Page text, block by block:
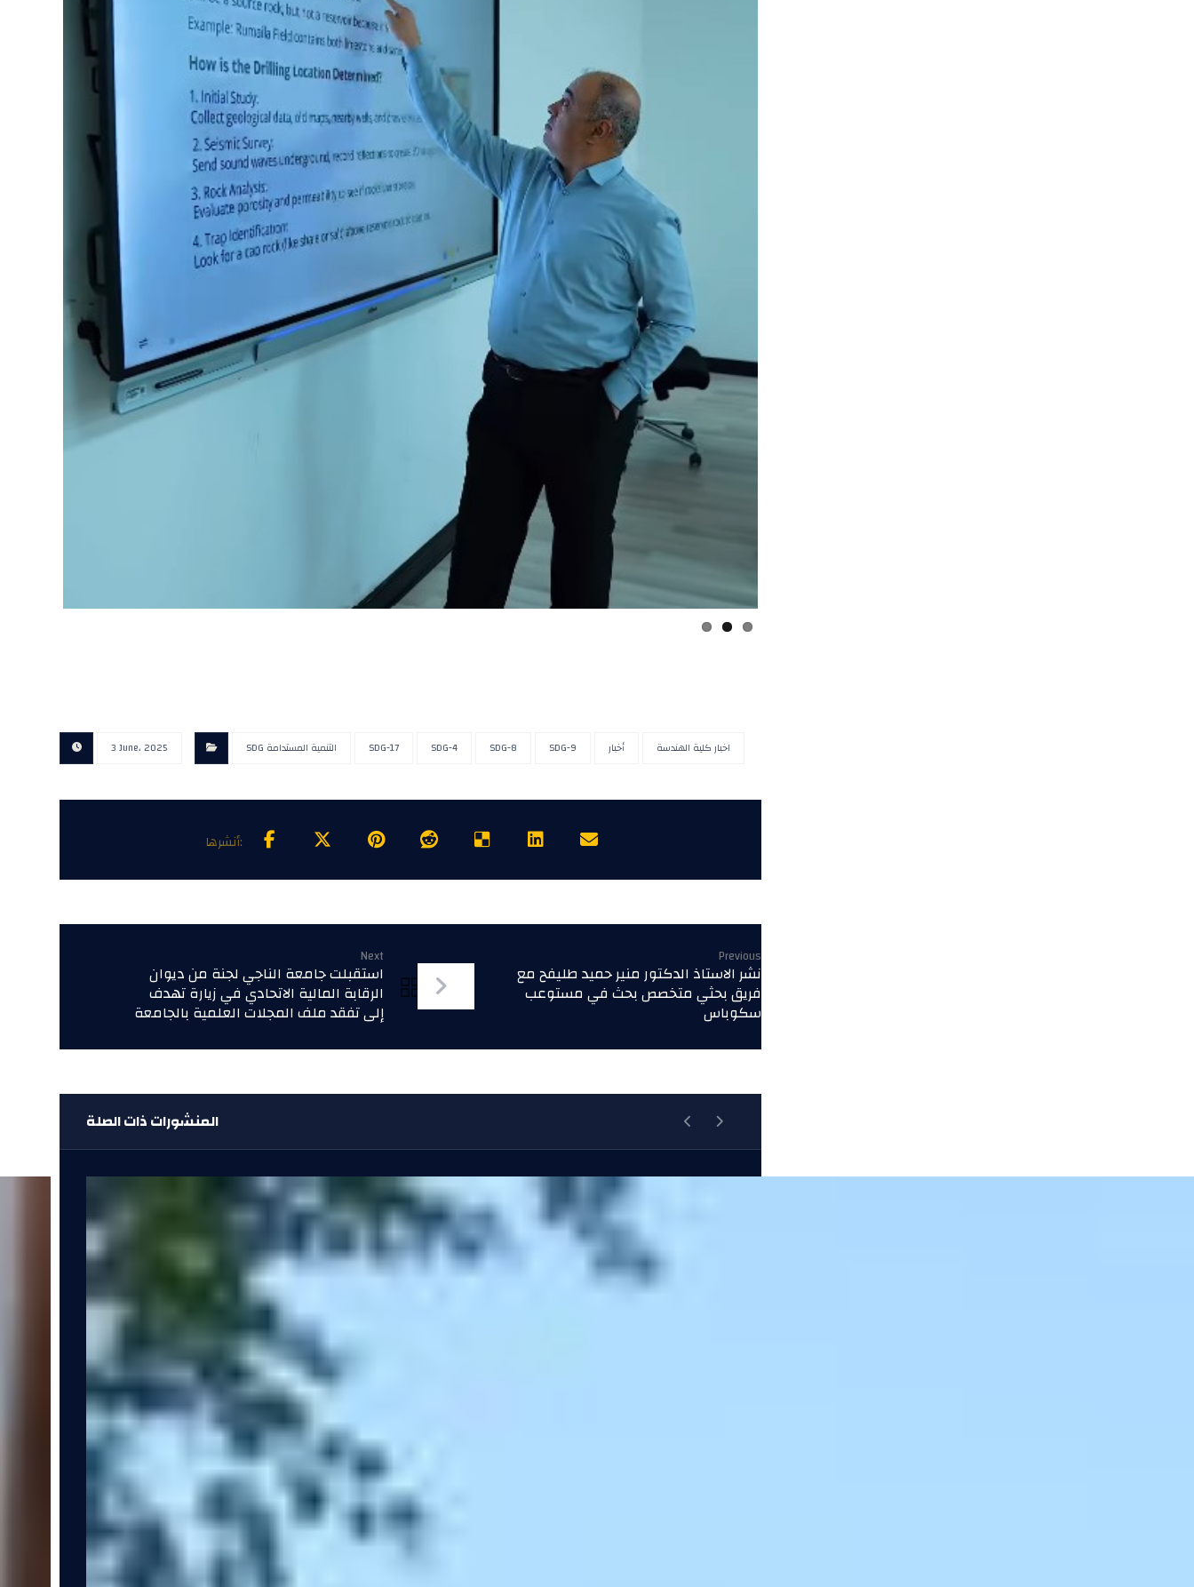
3 June، 2025 SDG التنمية المستدامة SDG-17 SDG-4 SDG-8 SDG-9 أخبار اخبار كلية الهندسة
Previous
نشر الاستاذ الدكتور منير حميد طليفح مع
فريق بحثي متخصص بحث في مستوعب
سكوباس
Next
استقبلت جامعة الناجي لجنة من ديوان
الرقابة المالية الاتحادي في زيارة تهدف
إلى تفقد ملف المجلات العلمية بالجامعة
المنشورات ذات الصلة